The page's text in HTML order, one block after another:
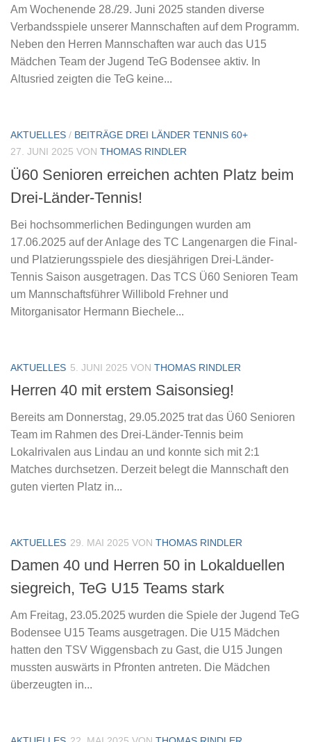
Am Wochenende 28./29. Juni 2025 standen diverse
Verbandsspiele unserer Mannschaften auf dem Programm.
Neben den Herren Mannschaften war auch das U15
Mädchen Team der Jugend TeG Bodensee aktiv. In
Altusried zeigten die TeG keine...
AKTUELLES / BEITRÄGE DREI LÄNDER TENNIS 60+
27. JUNI 2025 VON THOMAS RINDLER
Ü60 Senioren erreichen achten Platz beim
Drei-Länder-Tennis!
Bei hochsommerlichen Bedingungen wurden am
17.06.2025 auf der Anlage des TC Langenargen die Final-
und Platzierungsspiele des diesjährigen Drei-Länder-
Tennis Saison ausgetragen. Das TCS Ü60 Senioren Team
um Mannschaftsführer Willibold Frehner und
Mitorganisator Hermann Biechele...
AKTUELLES 5. JUNI 2025 VON THOMAS RINDLER
Herren 40 mit erstem Saisonsieg!
Bereits am Donnerstag, 29.05.2025 trat das Ü60 Senioren
Team im Rahmen des Drei-Länder-Tennis beim
Lokalrivalen aus Lindau an und konnte sich mit 2:1
Matches durchsetzen. Derzeit belegt die Mannschaft den
guten vierten Platz in...
AKTUELLES 29. MAI 2025 VON THOMAS RINDLER
Damen 40 und Herren 50 in Lokalduellen
siegreich, TeG U15 Teams stark
Am Freitag, 23.05.2025 wurden die Spiele der Jugend TeG
Bodensee U15 Teams ausgetragen. Die U15 Mädchen
hatten den TSV Wiggensbach zu Gast, die U15 Jungen
mussten auswärts in Pfronten antreten. Die Mädchen
überzeugten in...